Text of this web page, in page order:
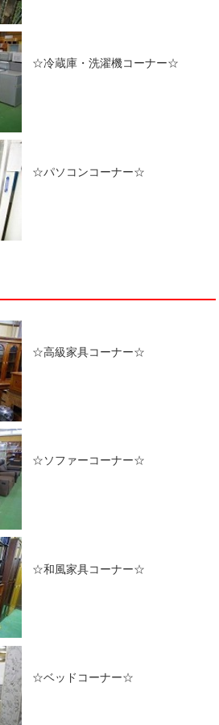
☆冷蔵庫・洗濯機コーナー☆
☆パソコンコーナー☆
☆高級家具コーナー☆
☆ソファーコーナー☆
☆和風家具コーナー☆
☆ベッドコーナー☆